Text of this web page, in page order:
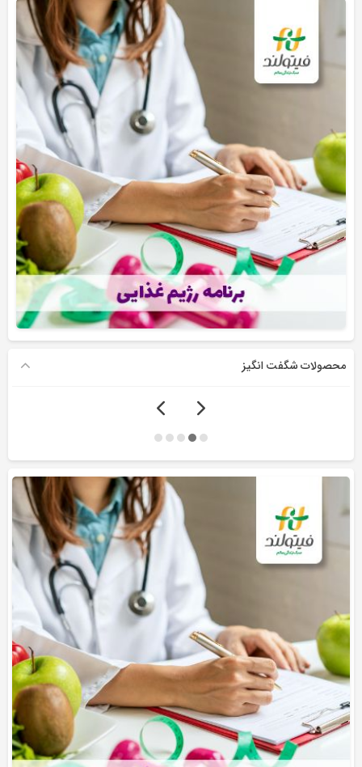
محصولات شگفت انگیز